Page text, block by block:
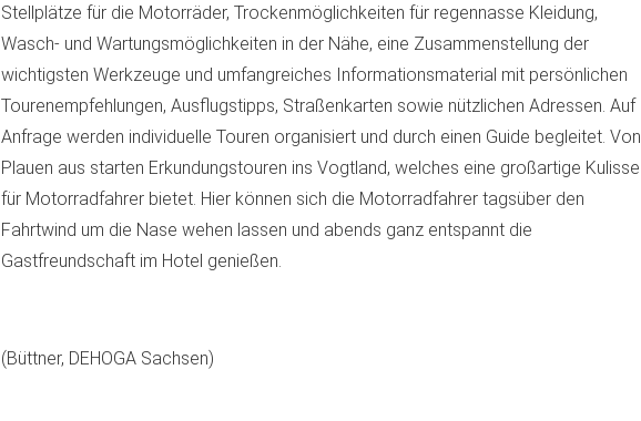
Stellplätze für die Motorräder, Trockenmöglichkeiten für regennasse Kleidung,
Wasch- und Wartungsmöglichkeiten in der Nähe, eine Zusammenstellung der
wichtigsten Werkzeuge und umfangreiches Informationsmaterial mit persönlichen
Tourenempfehlungen, Ausflugstipps, Straßenkarten sowie nützlichen Adressen. Auf
Anfrage werden individuelle Touren organisiert und durch einen Guide begleitet. Von
Plauen aus starten Erkundungstouren ins Vogtland, welches eine großartige Kulisse
für Motorradfahrer bietet. Hier können sich die Motorradfahrer tagsüber den
Fahrtwind um die Nase wehen lassen und abends ganz entspannt die
Gastfreundschaft im Hotel genießen.
(Büttner, DEHOGA Sachsen)